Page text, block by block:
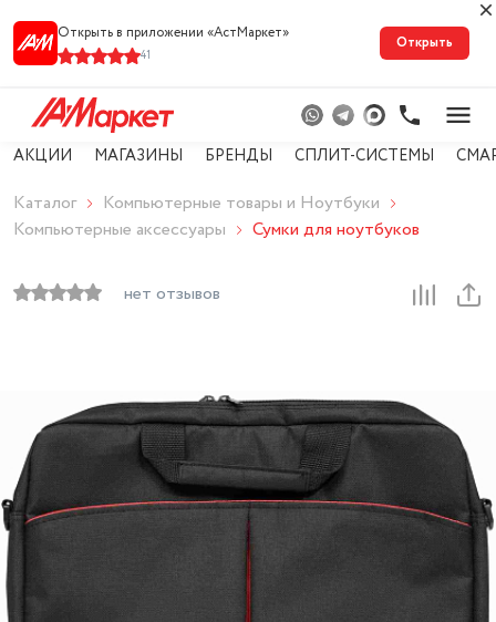
Открыть в приложении «АстМарке‪т‬»
41
Открыть
АКЦИИ МАГАЗИНЫ БРЕНДЫ СПЛИТ-СИСТЕМЫ
Каталог
Компьютерные товары и Ноутбуки
Компьютерные аксессуары
Сумки для ноутбуков
нет отзывов